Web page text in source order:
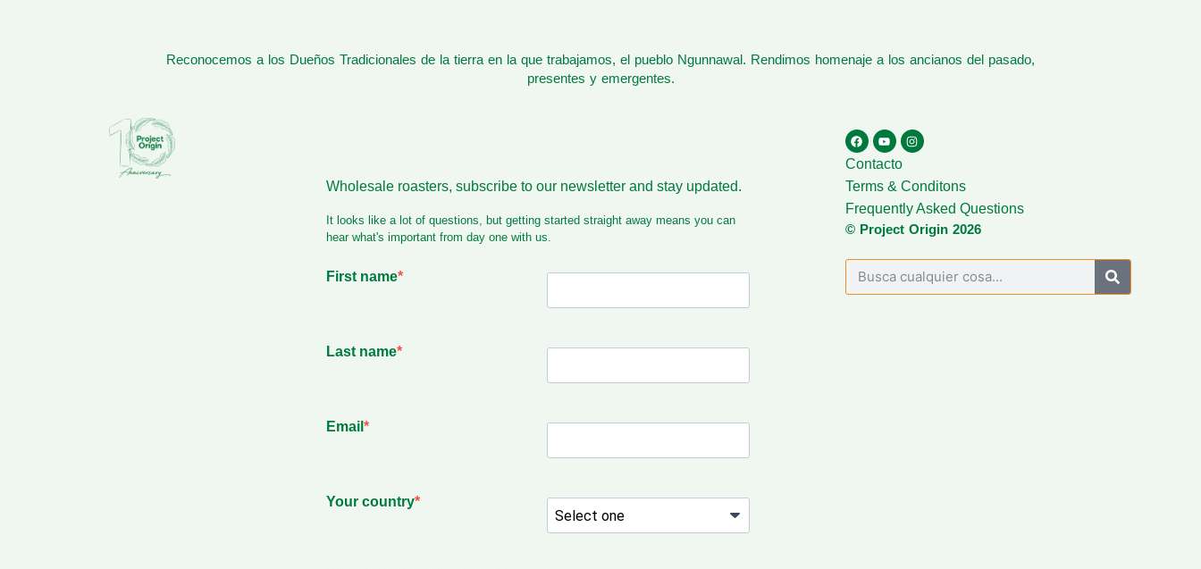
Reconocemos a los Dueños Tradicionales de la tierra en la que trabajamos, el pueblo Ngunnawal. Rendimos homenaje a los ancianos del pasado,
presentes y emergentes.
Contacto
Terms & Conditons
Frequently Asked Questions
© Project Origin 2026